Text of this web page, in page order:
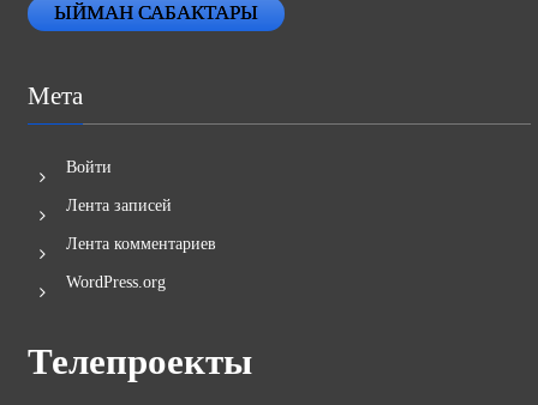
ЫЙМАН САБАКТАРЫ
Мета
Войти
Лента записей
Лента комментариев
WordPress.org
Телепроекты